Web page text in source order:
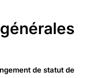
de statut de